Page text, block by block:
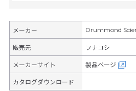
メーカー Drummond
販売元 フナコシ
メーカーサイト 製品ページ
カタログダウンロード